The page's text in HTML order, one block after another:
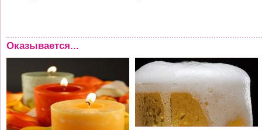
Оказывается...